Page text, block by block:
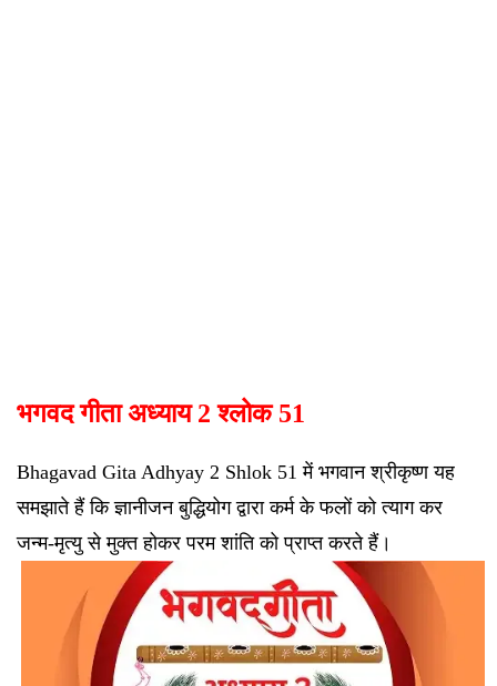
भगवद गीता अध्याय 2 श्लोक 51
Bhagavad Gita Adhyay 2 Shlok 51 में भगवान श्रीकृष्ण यह
समझाते हैं कि ज्ञानीजन बुद्धियोग द्वारा कर्म के फलों को त्याग कर
जन्म-मृत्यु से मुक्त होकर परम शांति को प्राप्त करते हैं।